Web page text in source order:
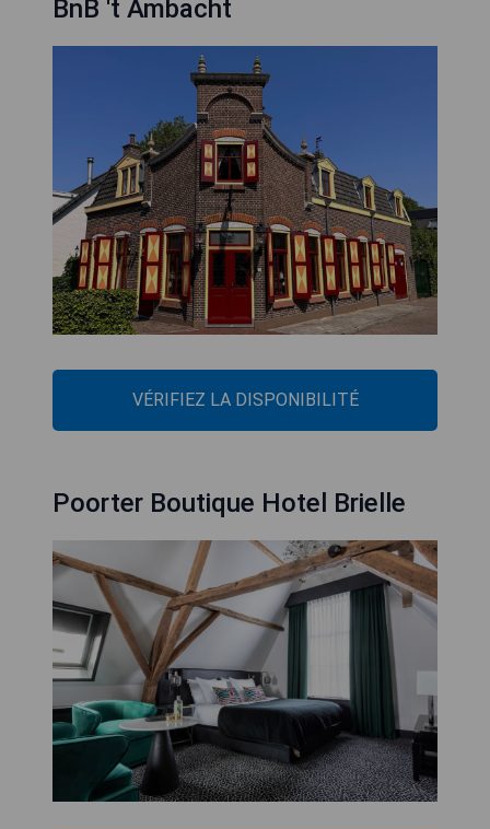
BnB 't Ambacht
VÉRIFIEZ LA DISPONIBILITÉ
Poorter Boutique Hotel Brielle